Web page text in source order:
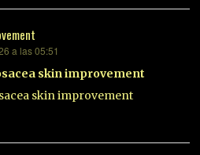
a las 05:51
skin improvement
skin improvement